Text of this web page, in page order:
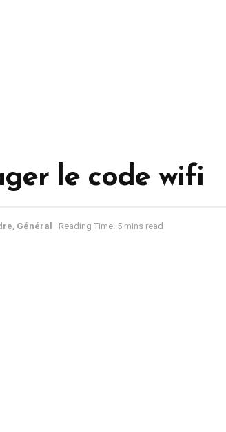
le code wifi
Général Reading Time: 5 mins read